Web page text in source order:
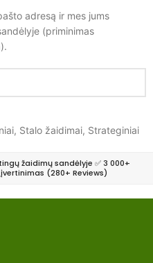
adresą ir mes jums
(priminimas
, Stalo žaidimai, Strateginiai
žaidimų sandėlyje ✅ 3 000+
(280+ Reviews)